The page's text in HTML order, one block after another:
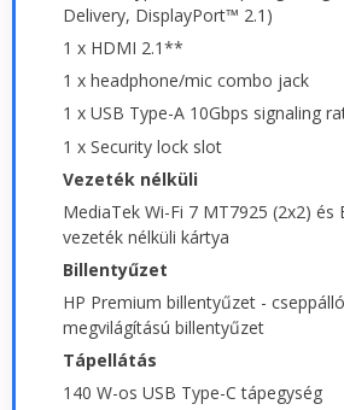
Delivery, DisplayPort™ 2.1)
1 x HDMI 2.1**
1 x headphone/mic combo jack
1 x USB Type-A 10Gbps signaling
1 x Security lock slot
Vezeték nélküli
MediaTek Wi-Fi 7 MT7925 (2x2)
vezeték nélküli kártya
Billentyűzet
HP Premium billentyűzet -
megvilágítású billentyűzet
Tápellátás
140 W-os USB Type-C tápegység